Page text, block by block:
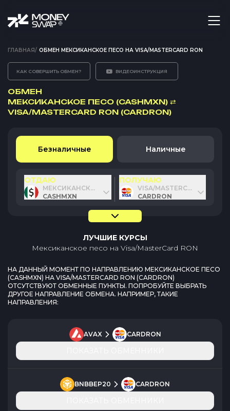
ГЛАВНАЯ/ ОБМЕН МЕКСИКАНСКОЕ ПЕСО НА VISA/MASTERCARD RON
КАК СОВЕРШИТЬ ОБМЕН? ВИДЕОИНСТРУКЦИЯ
ОБМЕН
МЕКСИКАНСКОЕ ПЕСО (CASHMXN) ⇄
VISA/MASTERCARD RON (CARDRON)
Безналичные Наличные
ОТДАЮ
МЕКСИКАНСКОЕ ПЕСО
CASHMXN
ПОЛУЧАЮ
VISA/MASTERCARD RON
CARDRON
ЛУЧШИЕ КУРСЫ
Мексиканское песо на Visa/MasterCard RON
НА ДАННЫЙ МОМЕНТ ПО НАПРАВЛЕНИЮ МЕКСИКАНСКОЕ ПЕСО
(CASHMXN) НА VISA/MASTERCARD RON (CARDRON)
ОТСУТСТВУЮТ ОБМЕННЫЕ ПУНКТЫ. ПОПРОБУЙТЕ ВЫБРАТЬ
ДРУГОЕ НАПРАВЛЕНИЕ ОБМЕНА. НАПРИМЕР, ТАКИЕ
НАПРАВЛЕНИЯ:
AVAX CARDRON
BNBBEP20 CARDRON